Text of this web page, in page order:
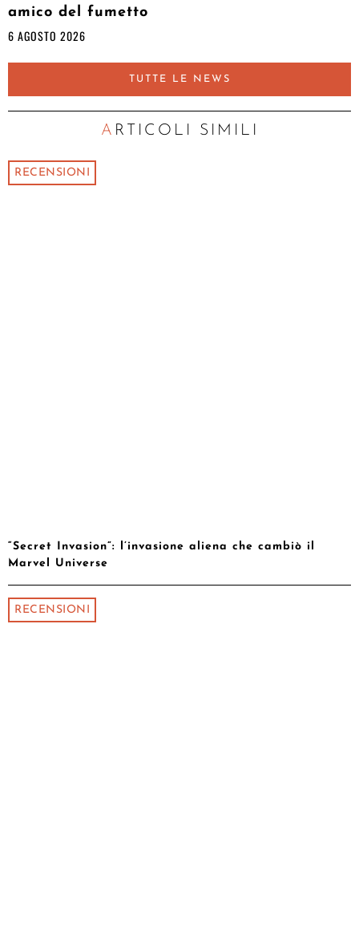
amico del fumetto
6 AGOSTO 2026
TUTTE LE NEWS
ARTICOLI SIMILI
RECENSIONI
“Secret Invasion”: l’invasione aliena che cambiò il
Marvel Universe
RECENSIONI